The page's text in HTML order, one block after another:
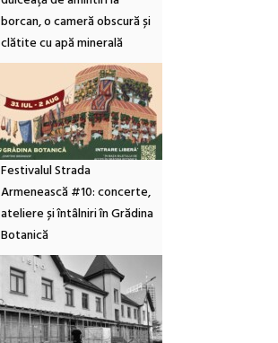
borcan, o cameră obscură și
clătite cu apă minerală
Festivalul Strada
Armenească #10: concerte,
ateliere și întâlniri în Grădina
Botanică